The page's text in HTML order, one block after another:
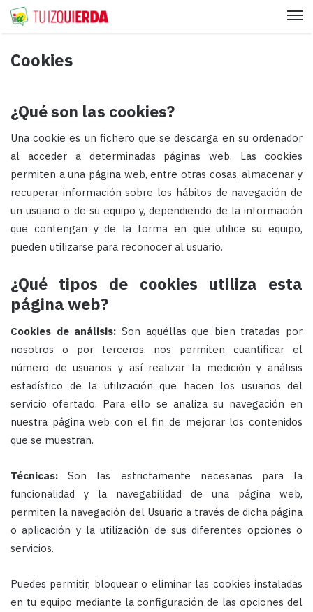
Cookies
¿Qué son las cookies?
Una cookie es un fichero que se descarga en su ordenador
al acceder a determinadas páginas web. Las cookies
permiten a una página web, entre otras cosas, almacenar y
recuperar información sobre los hábitos de navegación de
un usuario o de su equipo y, dependiendo de la información
que contengan y de la forma en que utilice su equipo,
pueden utilizarse para reconocer al usuario.
¿Qué tipos de cookies utiliza esta
página web?
Cookies de análisis: ​Son aquéllas que bien tratadas por
nosotros o por terceros, nos permiten cuantificar el
número de usuarios y así realizar la medición y análisis
estadístico de la utilización que hacen los usuarios del
servicio ofertado. Para ello se analiza su navegación en
nuestra página web con el fin de mejorar los contenidos
que se muestran.
Técnicas:​ Son las estrictamente necesarias para la
funcionalidad y la navegabilidad de una página web,
permiten la navegación del Usuario a través de dicha página
o aplicación y la utilización de sus diferentes opciones o
servicios.
Puedes permitir, bloquear o eliminar las cookies instaladas
en tu equipo mediante la configuración de las opciones del